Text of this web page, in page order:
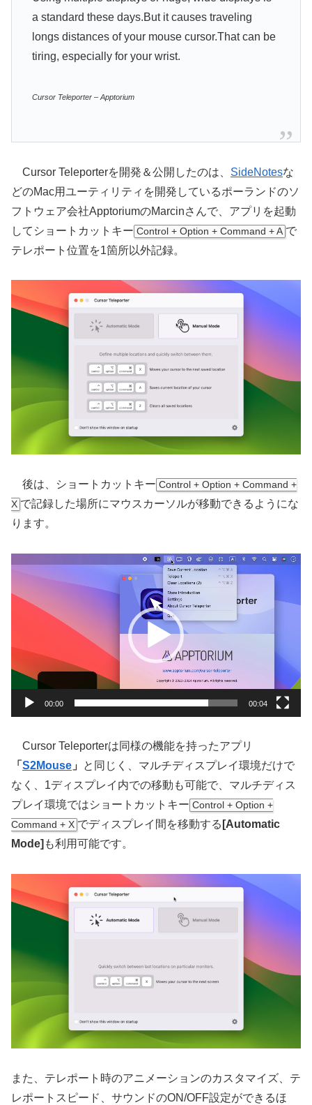
a standard these days.But it causes traveling
longs distances of your mouse cursor.That can be
tiring, especially for your wrist.
Cursor Teleporter – Apptorium
Cursor Teleporterを開発＆公開したのは、 SideNotesな
どのMac用ユーティリティを開発しているポーランドのソ
フトウェア会社ApptoriumのMarcinさんで、アプリを起動
してショートカットキー Control + Option + Command + A で
テレポート位置を1箇所以外記録。
後は、ショートカットキー Control + Option + Command +
X で記録した場所にマウスカーソルが移動できるようにな
ります。
動
プ
00:00 00:04
Cursor Teleporterは同様の機能を持ったアプリ
「 S2Mouse 」
と同じく、マルチディスプレイ環境だけで
なく、1ディスプレイ内での移動も可能で、マルチディス
プレイ環境ではショートカットキー Control + Option +
Command + X でディスプレイ間を移動する [Automatic
Mode] も利用可能です。
また、テレポート時のアニメーションのカスタマイズ、テ
レポートスピード、サウンドのON/OFF設定ができるほ